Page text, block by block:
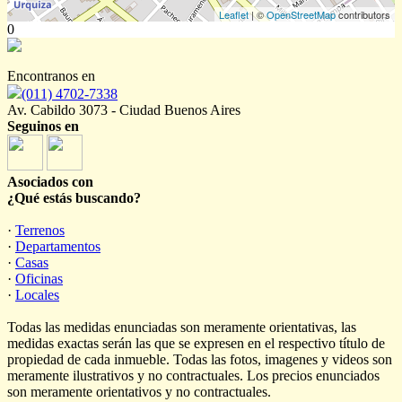
Leaflet| ©OpenStreetMapcontributors
0
Encontranos en
(011) 4702-7338
Av. Cabildo 3073 - Ciudad Buenos Aires
Seguinos en
Asociados con
¿Qué estás buscando?
· Terrenos
· Departamentos
· Casas
· Oficinas
· Locales
Todas las medidas enunciadas son meramente orientativas, las
medidas exactas serán las que se expresen en el respectivo título de
propiedad de cada inmueble. Todas las fotos, imagenes y videos son
meramente ilustrativos y no contractuales. Los precios enunciados
son meramente orientativos y no contractuales.